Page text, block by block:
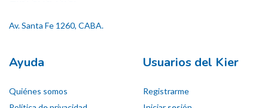
Av. Santa Fe 1260, CABA.
Ayuda
Quiénes somos
Usuarios del Kier
Registrarme